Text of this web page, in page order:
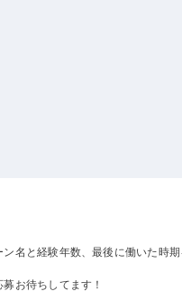
ン名と経験年数、最後に働いた時
お待ちしてます！